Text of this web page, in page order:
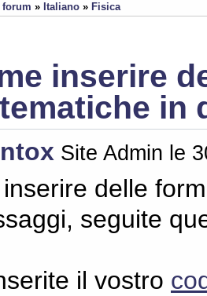
forum » Italiano » Fisica
inserire
in
Site Admin le
delle
seguite
il vostro